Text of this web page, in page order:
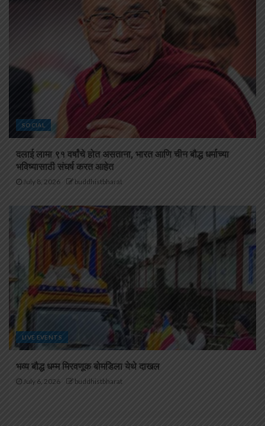
SOCIAL
दलाई लामा ९१ वर्षांचे होत असताना, भारत आणि चीन बौद्ध धर्माच्या
भविष्यासाठी संघर्ष करत आहेत
July 8, 2026 buddhistbharat
LIVE EVENTS
भव्य बौद्ध धम्म मिरवणूक बोमडिला येथे दाखल
July 6, 2026 buddhistbharat